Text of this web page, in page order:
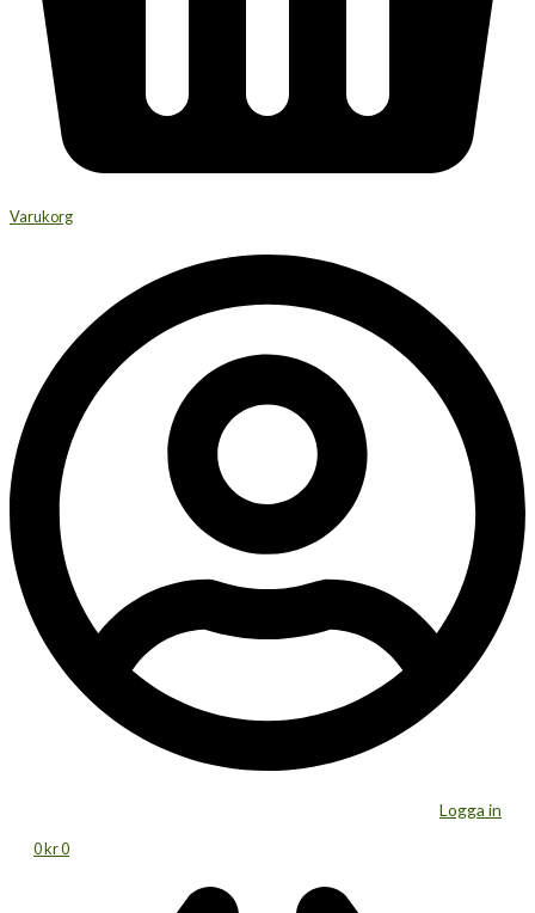
Varukorg
Logga in
0kr0